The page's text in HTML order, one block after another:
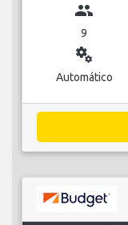
group
9
miscellaneous_services
Automático